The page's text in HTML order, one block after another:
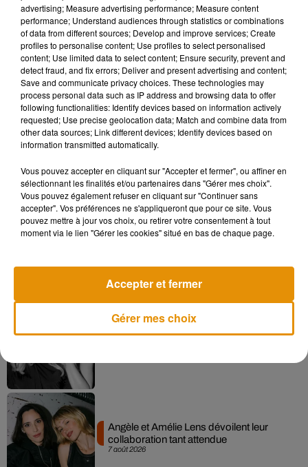
supplémentaires pour les retardataires (exemple d’un
collège en région Centre : 11 € pour pack feuilles, cahiers,
classeurs, porte-vue… pour toute l’année)
Recycler !
À la fin de chaque année scolaire, faites un inventaire des
affaires scolaires de vos enfants. Récupérez toutes les
affaires encore utilisables Les cahiers peu utilisés pourront
resservir (même si vous en enlevez quelques feuilles), lavez
les trousses, gardez les stylos. Inscrivez tout sur une feuille
et faites le point… ce sera ça de moins à acheter pour l’année
prochaine !
Madonna sort enfin le remix de « Love
7 août 2026
Angèle et Amélie Lens dévoilent leur
collaboration tant attendue
advertising; Measure advertising performance; Measure content
performance; Understand audiences through statistics or combinations
of data from different sources; Develop and improve services; Create
profiles to personalise content; Use profiles to select personalised
content; Use limited data to select content; Ensure security, prevent and
detect fraud, and fix errors; Deliver and present advertising and content;
Save and communicate privacy choices. These technologies may
process personal data such as IP address and browsing data to offer
following functionalities: Identify devices based on information actively
requested; Use precise geolocation data; Match and combine data from
other data sources; Link different devices; Identify devices based on
information transmitted automatically.
Vous pouvez accepter en cliquant sur "Accepter et fermer", ou affiner en
sélectionnant les finalités et/ou partenaires dans "Gérer mes choix".
Vous pouvez également refuser en cliquant sur "Continuer sans
accepter". Vos préférences ne s'appliqueront que pour ce site. Vous
pouvez mettre à jour vos choix, ou retirer votre consentement à tout
moment via le lien "Gérer les cookies" situé en bas de chaque page.
Gérer mes choix
Accepter et fermer